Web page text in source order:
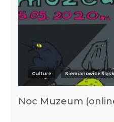
Culture Siemianowice
Noc Muzeum